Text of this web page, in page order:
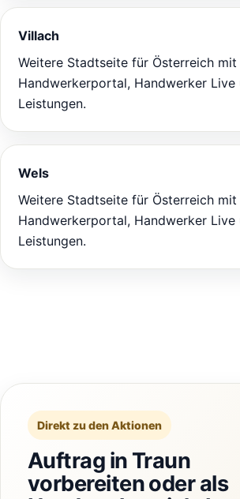
Villach
Weitere Stadtseite für Österreich mit
Handwerkerportal, Handwerker Live
Leistungen.
Wels
Weitere Stadtseite für Österreich mit
Handwerkerportal, Handwerker Live
Leistungen.
Direkt zu den Aktionen
Auftrag in Traun
vorbereiten oder als